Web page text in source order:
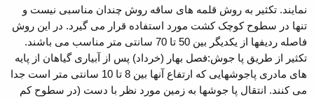
نمایند. تکثیر به روش قلمه های ساقه روش چندان مناسبی نیست و
تنها در سطوح کوچک کشت مورد استفاده قرار می گیرد. در این روش
فاصله ردیفها از یکدیگر بین 50 تا 70 سانتی متر مناسب می باشند.
تکثیر از طریق پا جوش:فصل بهار (خرداد) پس از آبیاری گیاهان از پایه
های مادری پاجوشهایی که ارتفاع آنها بین 8 تا 10 سانتی متر است جدا
می کنند. انتقال پا جوشها به زمین مورد نظر با دست (در سطوح کم